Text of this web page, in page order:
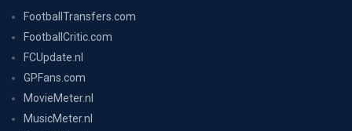
FootballTransfers.com
FootballCritic.com
FCUpdate.nl
GPFans.com
MovieMeter.nl
MusicMeter.nl